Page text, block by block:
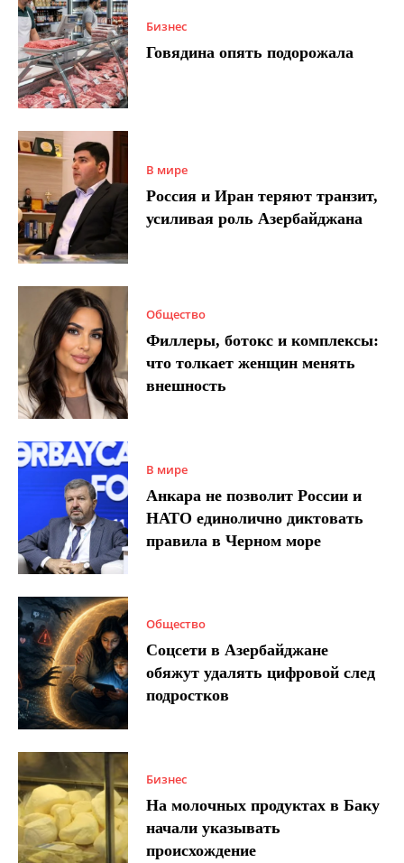
Бизнес
Говядина опять подорожала
В мире
Россия и Иран теряют транзит,
усиливая роль Азербайджана
Общество
Филлеры, ботокс и комплексы:
что толкает женщин менять
внешность
В мире
Анкара не позволит России и
НАТО единолично диктовать
правила в Черном море
Общество
Соцсети в Азербайджане
обяжут удалять цифровой след
подростков
Бизнес
На молочных продуктах в Баку
начали указывать
происхождение